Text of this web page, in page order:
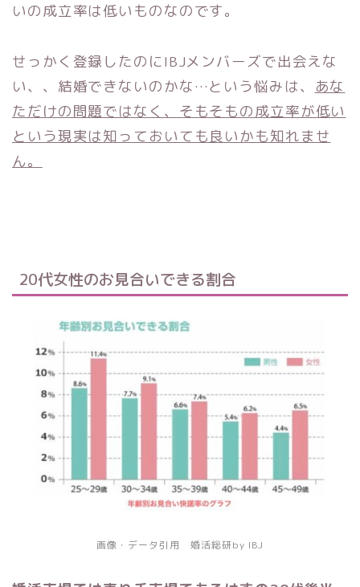
いの成立率は低いものなのです。
せっかく登録したのにIBJメンバーズで出会えな
い、、結婚できないのかな…という悩みは、 あな
ただけの問題ではなく、そもそもの成立率が低い
という現実は知っておいても良いかも知れませ
ん。
20代女性のお見合いできる割合
画像・データ引用 婚活総研by IBJ